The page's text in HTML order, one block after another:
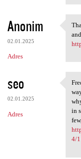
Anonim
02.01.2025
Adres
seo
02.01.2025
Adres
in
4/